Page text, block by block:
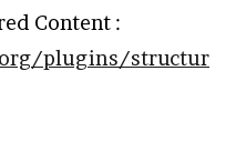
Content :
plugins/structur